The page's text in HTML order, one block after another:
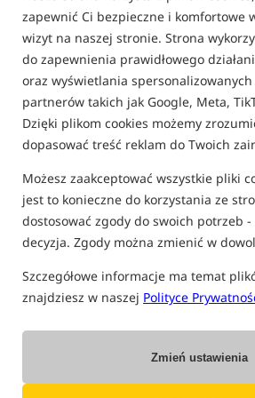
zapewnić Ci bezpieczne i komfortowe
wizyt na naszej stronie. Strona
do zapewnienia prawidłowego
oraz wyświetlania
partnerów takich jak Google, Meta,
Dzięki plikom cookies możemy
dopasować treść reklam do Twoich
Możesz zaakceptować wszystkie pliki
jest to konieczne do korzystania ze
dostosować zgody do swoich potrzeb
decyzja. Zgody można zmienić w
Szczegółowe informacje ma temat
znajdziesz w naszej Polityce
Zmień ustawienia
27 LISTOPADA 2024 R.
Czorny Piontek w